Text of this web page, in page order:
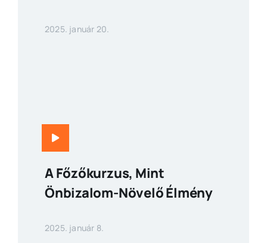
2025. január 20.
A Főzőkurzus, Mint
Önbizalom-Növelő Élmény
2025. január 8.